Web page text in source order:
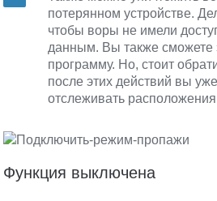
потерянном устройстве.
чтобы воры не имели
данным. Вы также сможете
программу. Но, стоит
после этих действий вы
отслеживать
Функция выключена